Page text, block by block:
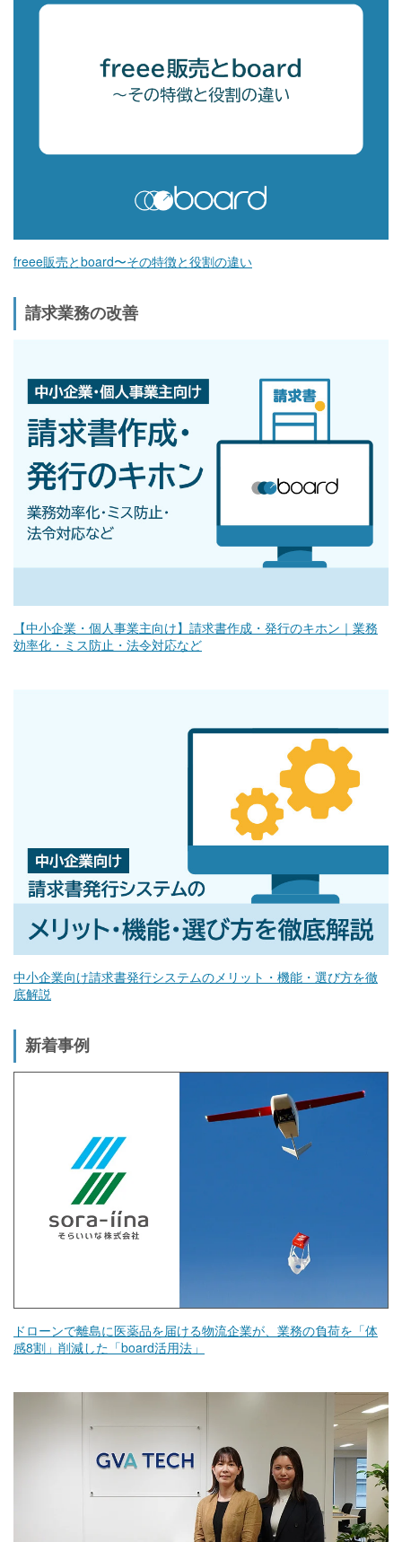
freee販売とboard〜その特徴と役割の違い
請求業務の改善
【中小企業・個人事業主向け】請求書作成・発行のキホン｜業務
効率化・ミス防止・法令対応など
中小企業向け請求書発行システムのメリット・機能・選び方を徹
底解説
新着事例
ドローンで離島に医薬品を届ける物流企業が、業務の負荷を「体
感8割」削減した「board活用法」